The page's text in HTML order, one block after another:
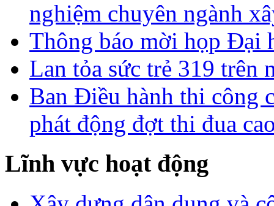
nghiệm chuyên ngành
Thông báo mời họp Đại
Lan tỏa sức trẻ 319
Ban Điều hành thi công
phát động đợt thi đua
Lĩnh vực hoạt động